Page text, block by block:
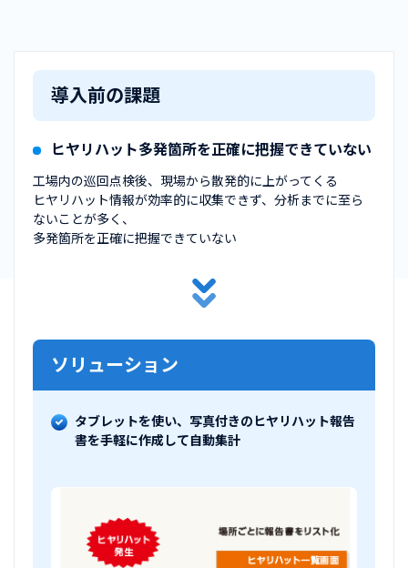
導入前の課題
ヒヤリハット多発箇所を正確に把握できていない
工場内の巡回点検後、現場から散発的に上がってくる
ヒヤリハット情報が効率的に収集できず、分析までに至ら
ないことが多く、
多発箇所を正確に把握できていない
ソリューション
タブレットを使い、写真付きのヒヤリハット報告
書を手軽に作成して自動集計